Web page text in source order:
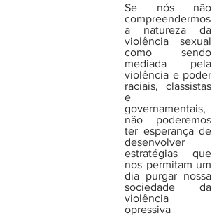
Se nós não
compreendermos
a natureza da
violência sexual
como sendo
mediada pela
violência e poder
raciais, classistas
e
governamentais,
não poderemos
ter esperança de
desenvolver
estratégias que
nos permitam um
dia purgar nossa
sociedade da
violência
opressiva